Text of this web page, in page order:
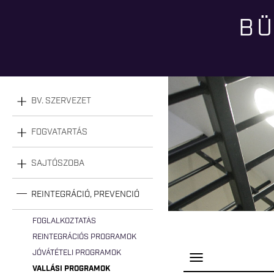
BV. SZERVEZET
FOGVATARTÁS
SAJTÓSZOBA
REINTEGRÁCIÓ, PREVENCIÓ
FOGLALKOZTATÁS
REINTEGRÁCIÓS PROGRAMOK
JÓVÁTÉTELI PROGRAMOK
VALLÁSI PROGRAMOK
P